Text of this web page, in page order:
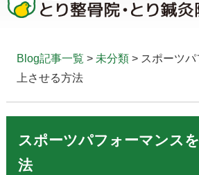
Blog記事一覧 > 未分類> スポーツパ
上させる方法
スポーツパフォーマンス
法